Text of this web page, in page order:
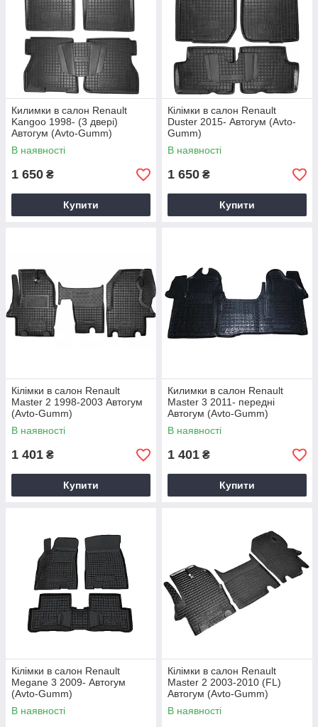
Килимки в салон Renault
Kangoo 1998- (3 двері)
Автогум (Avto-Gumm)
В наявності
1 650 ₴
Купити
Кілімки в салон Renault
Duster 2015- Автогум (Avto-
Gumm)
В наявності
1 650 ₴
Купити
Кілімки в салон Renault
Master 2 1998-2003 Автогум
(Avto-Gumm)
В наявності
1 401 ₴
Купити
Килимки в салон Renault
Master 3 2011- передні
Автогум (Avto-Gumm)
В наявності
1 401 ₴
Купити
Кілімки в салон Renault
Megane 3 2009- Автогум
(Avto-Gumm)
В наявності
Кілімки в салон Renault
Master 2 2003-2010 (FL)
Автогум (Avto-Gumm)
В наявності